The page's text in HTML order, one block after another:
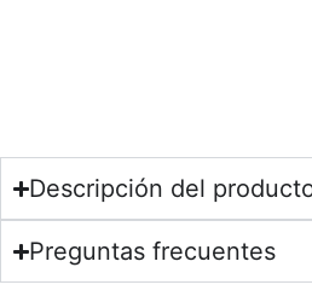
Descripción del
Preguntas frecuentes